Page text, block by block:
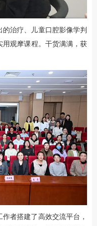
治疗、儿童口腔影像学判
观摩课程。干货满满，获
者搭建了高效交流平台，